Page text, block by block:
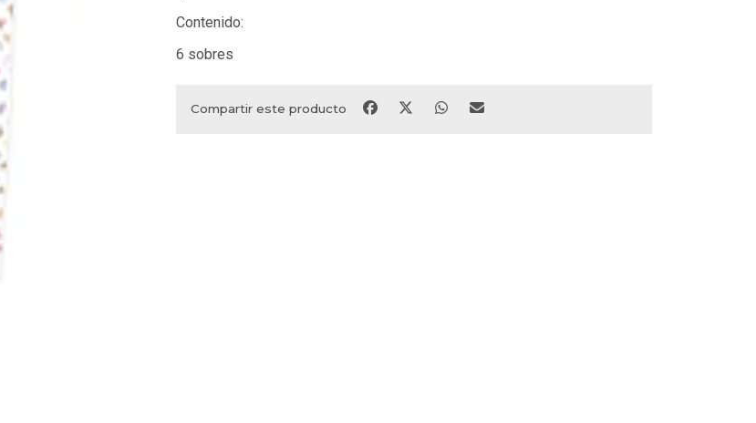
Contenido:
6 sobres
Compartir este producto